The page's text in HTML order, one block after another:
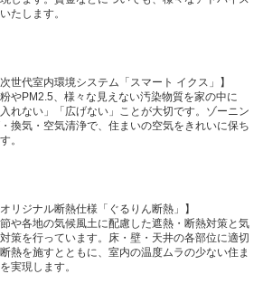
たします。
次世代室内環境システム「スマート イクス」】
やPM2.5、様々な見えない汚染物質を家の中に
入れない」「広げない」ことが大切です。ゾーニン
換気・空気清浄で、住まいの空気をきれいに保ち
。
オリジナル断熱仕様「ぐるりん断熱」】
や各地の気候風土に配慮した遮熱・断熱対策と気
策を行っています。床・壁・天井の各部位に適切
熱を施すとともに、室内の温度ムラの少ない住ま
実現します。